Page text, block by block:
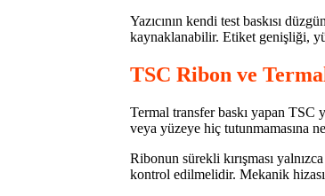
Yazıcının kendi test baskısı
kaynaklanabilir. Etiket genişliği,
TSC Ribon ve
Termal transfer baskı yapan TSC
veya yüzeye hiç tutunmamasına
Ribonun sürekli kırışması
kontrol edilmelidir. Mekanik